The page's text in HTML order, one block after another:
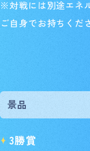
※対戦には別途エネ
ご自身でお持ちくだ
景品
3勝賞